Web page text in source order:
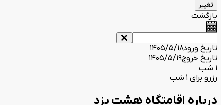
تغییر
بازگشت
تاریخ ورود1405/5/18
تاریخ خروج1405/5/19
1 شب
رزرو برای 1 شب
درباره اقامتگاه هشت یزد